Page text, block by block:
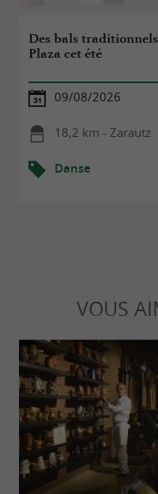
Des bals
Plaza cet été
09/08/2026
18,2 km - Zarautz
Danse
VOUS